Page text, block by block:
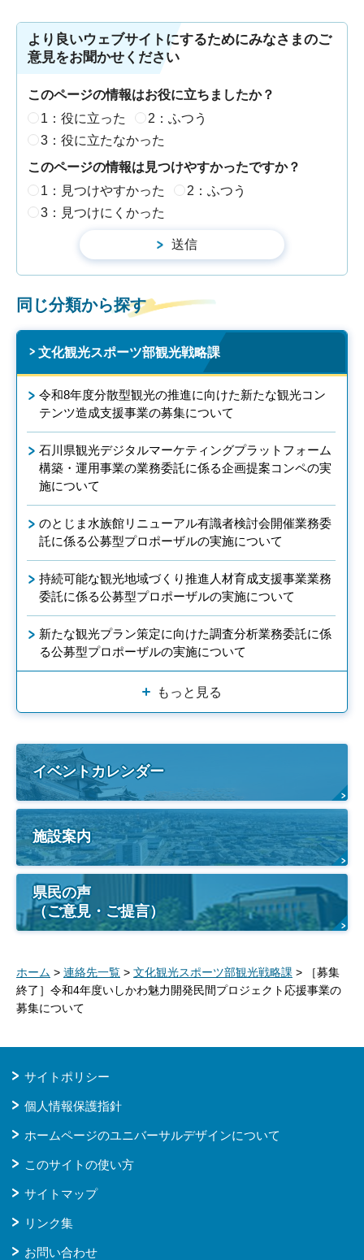
より良いウェブサイトにするためにみなさまのご
意見をお聞かせください
このページの情報はお役に立ちましたか？
1：役に立った
2：ふつう
3：役に立たなかった
このページの情報は見つけやすかったですか？
1：見つけやすかった
2：ふつう
3：見つけにくかった
同じ分類から探す
文化観光スポーツ部観光戦略課
令和8年度分散型観光の推進に向けた新たな観光コン
テンツ造成支援事業の募集について
石川県観光デジタルマーケティングプラットフォーム
構築・運用事業の業務委託に係る企画提案コンペの実
施について
のとじま水族館リニューアル有識者検討会開催業務委
託に係る公募型プロポーザルの実施について
持続可能な観光地域づくり推進人材育成支援事業業務
委託に係る公募型プロポーザルの実施について
新たな観光プラン策定に向けた調査分析業務委託に係
る公募型プロポーザルの実施について
もっと見る
イベントカレンダー
施設案内
県民の声
（ご意見・ご提言）
ホーム > 連絡先一覧 > 文化観光スポーツ部観光戦略課 > ［募集
終了］令和4年度いしかわ魅力開発民間プロジェクト応援事業の
募集について
サイトポリシー
個人情報保護指針
ホームページのユニバーサルデザインについて
このサイトの使い方
サイトマップ
リンク集
お問い合わせ